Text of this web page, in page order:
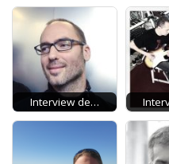
Interview de…